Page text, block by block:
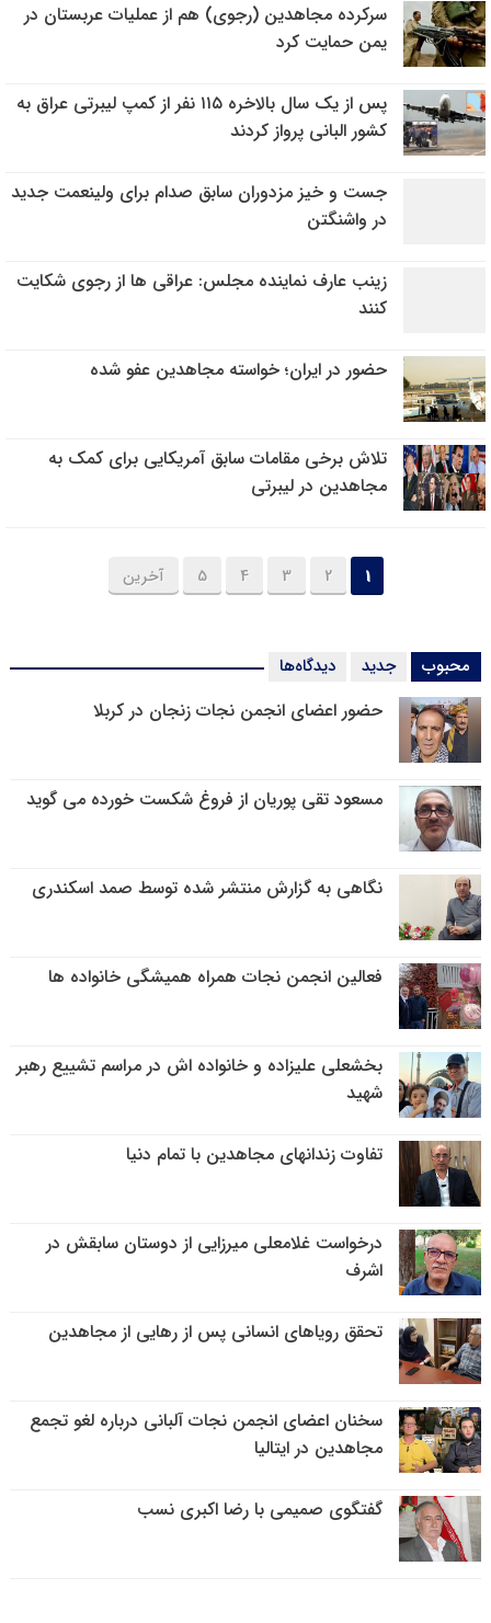
سرکرده مجاهدین (رجوی) هم از عملیات عربستان در
یمن حمایت کرد
پس از یک سال بالاخره ۱۱۵ نفر از کمپ لیبرتی عراق به
کشور البانی پرواز کردند
جست و خیز مزدوران سابق صدام برای ولینعمت جدید
در واشنگتن
زینب عارف نماینده مجلس: عراقی ها از رجوی شکایت
کنند
حضور در ایران؛ خواسته مجاهدین عفو شده
تلاش برخی مقامات سابق آمریکایی برای کمک به
مجاهدین در لیبرتی
1
2
3
4
5 آخرین
محبوب جدید دیدگاه‌ها
حضور اعضای انجمن نجات زنجان در کربلا
مسعود تقی پوریان از فروغ شکست خورده می گوید
نگاهی به گزارش منتشر شده توسط صمد اسکندری
فعالین انجمن نجات همراه همیشگی خانواده ها
بخشعلی علیزاده و خانواده اش در مراسم تشییع رهبر
شهید
تفاوت زندانهای مجاهدین با تمام دنیا
درخواست غلامعلی میرزایی از دوستان سابقش در
اشرف
تحقق رویاهای انسانی پس از رهایی از مجاهدین
سخنان اعضای انجمن نجات آلبانی درباره لغو تجمع
مجاهدین در ایتالیا
گفتگوی صمیمی با رضا اکبری نسب